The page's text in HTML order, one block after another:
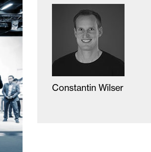
Constantin Wilser